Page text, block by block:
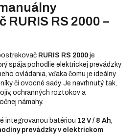
RURIS RS 2000 –
RURIS RS 2000 je
spája pohodlie elektrickej prevádzky
ovládania, vďaka čomu je ideálny
či ovocné sady. Je navrhnutý tak,
ochranných roztokov a
námahy.
integrovanou batériou 12 V / 8 Ah
prevádzky v elektrickom